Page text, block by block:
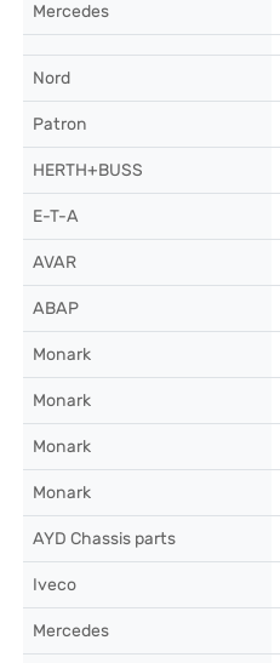
Mercedes
Nord
Patron
HERTH+BUSS
E-T-A
AVAR
АВАР
Monark
Monark
Monark
Monark
AYD Chassis parts
Iveco
Mercedes